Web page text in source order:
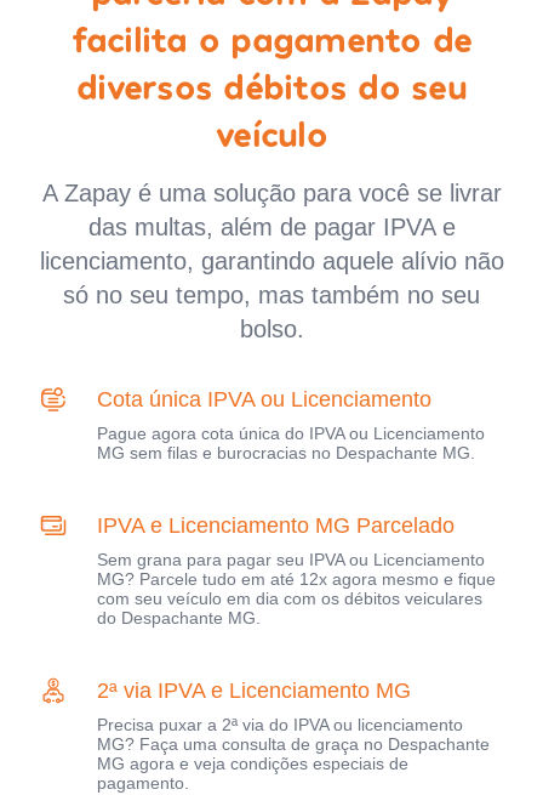
facilita o pagamento de
diversos débitos do seu
veículo
A Zapay é uma solução para você se livrar
das multas, além de pagar IPVA e
licenciamento, garantindo aquele alívio não
só no seu tempo, mas também no seu
bolso.
Cota única IPVA ou Licenciamento
Pague agora cota única do IPVA ou Licenciamento
MG sem filas e burocracias no Despachante MG.
IPVA e Licenciamento MG Parcelado
Sem grana para pagar seu IPVA ou Licenciamento
MG? Parcele tudo em até 12x agora mesmo e fique
com seu veículo em dia com os débitos veiculares
do Despachante MG.
2ª via IPVA e Licenciamento MG
Precisa puxar a 2ª via do IPVA ou licenciamento
MG? Faça uma consulta de graça no Despachante
MG agora e veja condições especiais de
pagamento.